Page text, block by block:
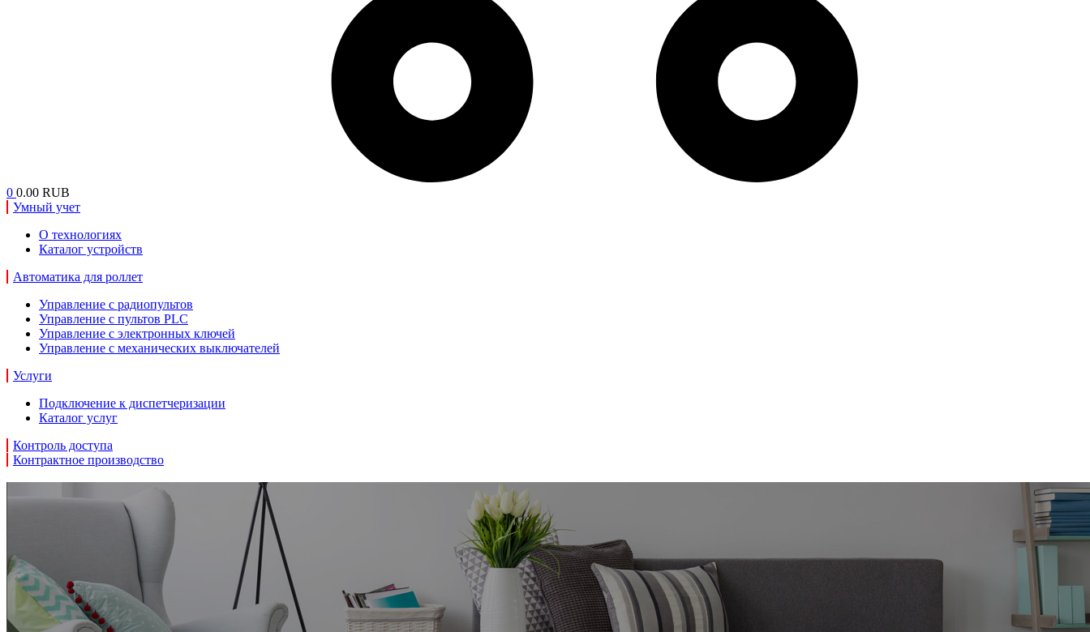
0 0.00 RUB
Умный учет
О технологиях
Каталог устройств
Автоматика для роллет
Управление с радиопультов
Управление с пультов PLC
Управление с электронных ключей
Управление с механических выключателей
Услуги
Подключение к диспетчеризации
Каталог услуг
Контроль доступа
Контрактное производство